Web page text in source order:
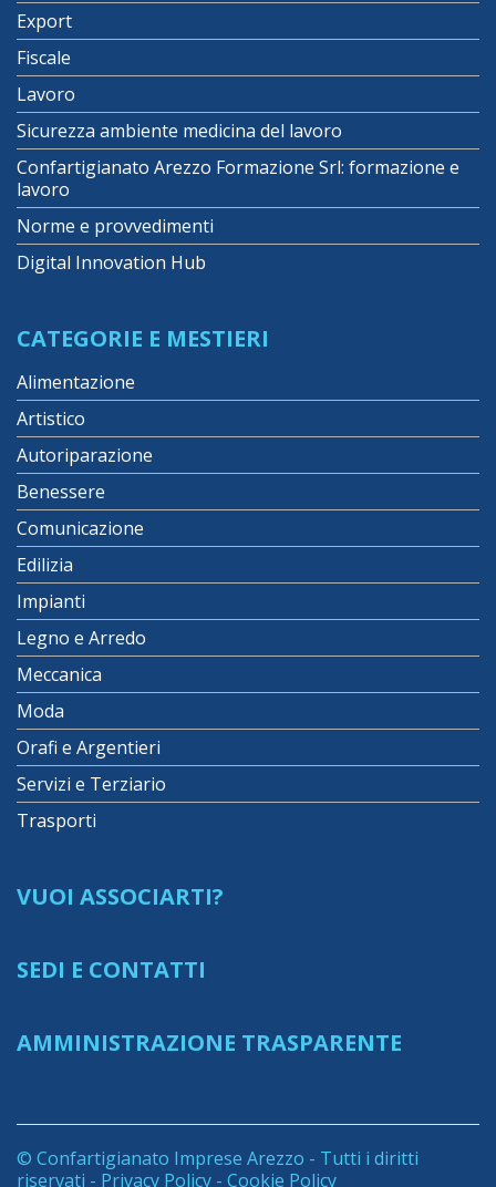
Export
Fiscale
Lavoro
Sicurezza ambiente medicina del lavoro
Confartigianato Arezzo Formazione Srl: formazione e
lavoro
Norme e provvedimenti
Digital Innovation Hub
CATEGORIE E MESTIERI
Alimentazione
Artistico
Autoriparazione
Benessere
Comunicazione
Edilizia
Impianti
Legno e Arredo
Meccanica
Moda
Orafi e Argentieri
Servizi e Terziario
Trasporti
VUOI ASSOCIARTI?
SEDI E CONTATTI
AMMINISTRAZIONE TRASPARENTE
© Confartigianato Imprese Arezzo - Tutti i diritti
riservati - Privacy Policy - Cookie Policy